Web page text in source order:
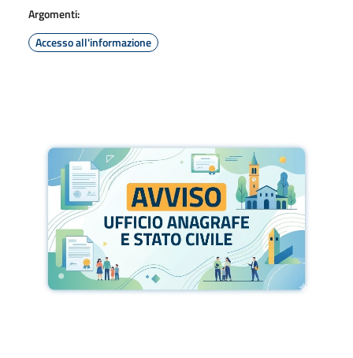
Argomenti:
Accesso all'informazione